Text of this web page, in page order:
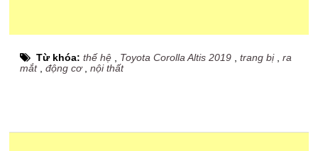
Từ khóa:thế hệ Toyota Corolla Altis 2019 ,trang bị,ra
mắt,động cơ,nội thất